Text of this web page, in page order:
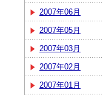
2007年06月
2007年05月
2007年03月
2007年02月
2007年01月